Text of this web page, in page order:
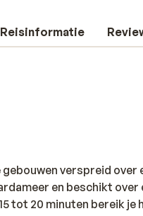
Reisinformatie
verspreid over
en beschikt over
tot 20 minuten bereik je